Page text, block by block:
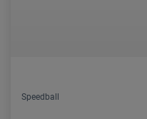
Speedball